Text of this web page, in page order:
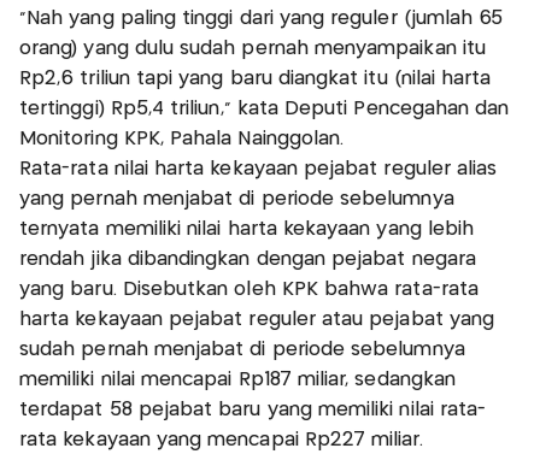
“Nah yang paling tinggi dari yang reguler (jumlah 65
orang) yang dulu sudah pernah menyampaikan itu
Rp2,6 triliun tapi yang baru diangkat itu (nilai harta
tertinggi) Rp5,4 triliun," kata Deputi Pencegahan dan
Monitoring KPK, Pahala Nainggolan.
Rata-rata nilai harta kekayaan pejabat reguler alias
yang pernah menjabat di periode sebelumnya
ternyata memiliki nilai harta kekayaan yang lebih
rendah jika dibandingkan dengan pejabat negara
yang baru. Disebutkan oleh KPK bahwa rata-rata
harta kekayaan pejabat reguler atau pejabat yang
sudah pernah menjabat di periode sebelumnya
memiliki nilai mencapai Rp187 miliar, sedangkan
terdapat 58 pejabat baru yang memiliki nilai rata-
rata kekayaan yang mencapai Rp227 miliar.